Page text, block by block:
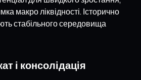
макро ліквідності. Історично
стабільного середовища
і консолідація